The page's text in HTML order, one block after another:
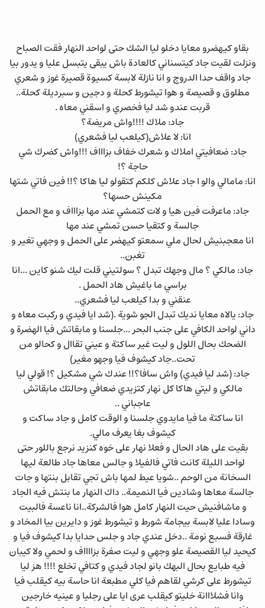
بقاو كيهضرو معايا دخلو ليا الشك حتى لواحد النهار فقت الصباح
ونزلت لقيت جاد كيتسناني كالعادة باش يبقى يتبسل عليا و يدور بيا
جاد واقف حدا الدروج و انا نازلة لابسة كسيوة قصيرة غوز و شعري
مطلوق و قصيصة و هوا تيشورط كحلة و دجين و سبرديلة كحلة..
قربت عندو شد ليا فخصري و اسقني معاه .
جاد: ملاك !!!!واش مريضة؟
انا: لا علاش(كيلعب ليا فشعري)
جاد: ضعافيتي املاك و شعرك خفاف بزاااف !!!واش كضرك شي
حاجة ؟!
انا: مامالي والو ا جاد علاش كلكم كتقولو ليا هاكا ؟!! فين فاتي شتها
مكينش حسها؟
جاد: ماعرفت فين هيا و لات كتمشي عند مها بزاااف و مع الحمل
جالسة و كتقيا حسن تمشي عند مها
انا معجبنيش لحال ملي سمعتو كيهضر على الحمل و وجهي تغير و
تغبن..
جاد: مالكي ؟ مال وجهك تبدل ؟ سولتيني قلت ليك شنو كاين ...انا
براسي ما باغيش هاد الحمل .
عنقني و بدا كيلعب ليا فشعري..
جاد: يالاه معايا نديك تبدل الجو شوية .(شد ايا فيدي و ركبت معاه و
داني لواحد الكافي على جنب البحر ...جلسنا و مابقاتش فيا الهضرة و
الضحك بحال اللول و ليت غير ساكتة و عيني تقاال و كحالو من
تحت..جاد كيشوف فيا وجهو مغير)
جاد: (شد ليا فيدي) واش سافا؟!! عندك شي مشكيل ؟! قولي ليا
مالكي و ليتي هاكا كل نهار كتزيدي ضعافي وحالتك مابقاتش
عاجباني ..
انا ساكتة ما فيا مايدوي جلسنا و الوقت كامل و جاد ساكت و
كيشوف بغا يعرف مالي.
بقيت على هاد الحال و فعلا نهار على خوه كنزيد نرجع باللور حتى
لواحد الليلة كانت فاتي فالفيلا و جالس معاها جاد طالعة ليها
السخانة من الوحم ..شويا عيط لمها باش تجي تقابل بنتها و جات
جالسة معاها وشادين فيا النميمة.. داك النهار ما بنتش فيه الجاد
و ماشافنيش حيت النهار كامل هوا فالشركة..انا ناعسة فالبيت
وسادا عليا لابسة بيجامة شورط و تيشورط غوز و دايرين بيا المخاد و
غارقة فسبع نومة ..دخل عندي جاد و جلس حدايا بدا كيشوف فيا و
كيحيد ليا القصيصة علو وجهي و ليت صفرة بزااااف و لحمي ولا كيبان
فيه طبايع بحال البهك بانو لجاد فيدي و كتافي تخلع !!!! هز ليا
تيشورط على كرشي لقاهم فيا كلي مطبعة انا حاسة بيه كيقلب فيا
وانا فشلااانة خليتو كيقلب عرى ايا على رجليا و عينيه خارجين